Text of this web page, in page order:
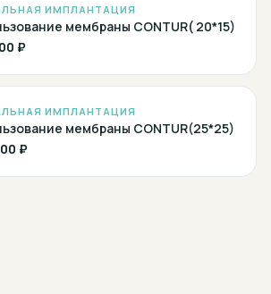
ИМПЛАНТАЦИЯ
мембраны CONTUR( 20*15)
₽
ИМПЛАНТАЦИЯ
мембраны CONTUR(25*25)
₽